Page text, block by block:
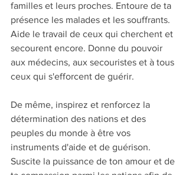
familles et leurs proches. Entoure de ta
présence les malades et les souffrants.
Aide le travail de ceux qui cherchent et
secourent encore. Donne du pouvoir
aux médecins, aux secouristes et à tous
ceux qui s'efforcent de guérir.
De même, inspirez et renforcez la
détermination des nations et des
peuples du monde à être vos
instruments d'aide et de guérison.
Suscite la puissance de ton amour et de